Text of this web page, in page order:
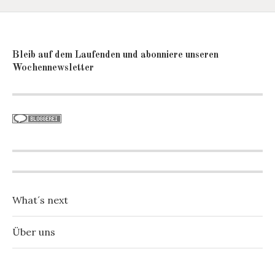
Bleib auf dem Laufenden und abonniere unseren
Wochennewsletter
What´s next
Über uns